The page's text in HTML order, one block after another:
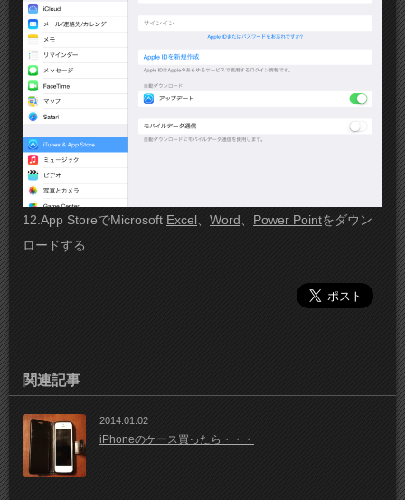
12.App StoreでMicrosoft Excel、 Word、 Power Pointをダウン
ロードする
関連記事
2014.01.02
iPhoneのケース買ったら・・・